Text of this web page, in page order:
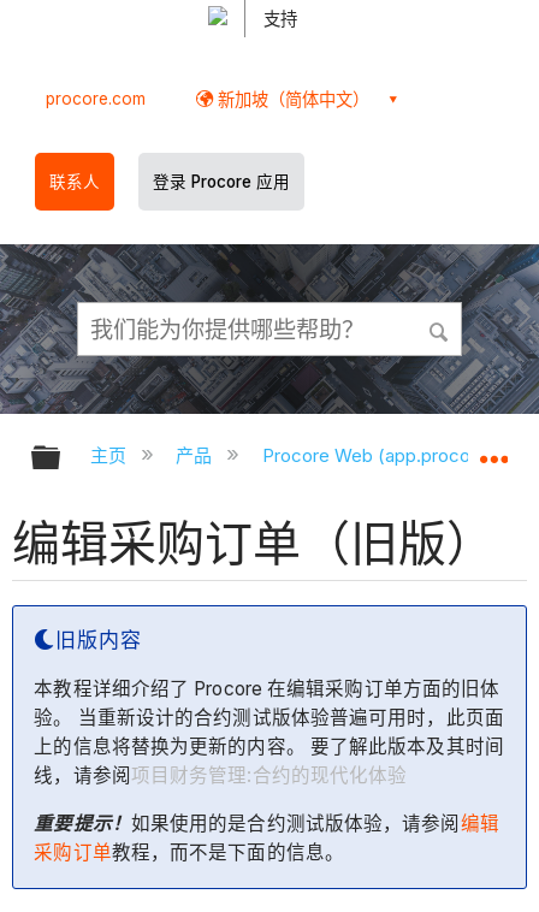
支持
procore.com 新加坡（简体中文）
联系人 登录 Procore 应用
扩展/隐缩全局层次
主页 产品 Procore Web
编辑采购订单（旧版）
旧版内容
本教程详细介绍了 Procore 在编辑采购订单方面的旧体
验。 当重新设计的合约测试版体验普遍可用时，此页面
上的信息将替换为更新的内容。 要了解此版本及其时间
线，请参阅 项目财务管理:合约的现代化体验
重要提示！ 如果使用的是合约测试版体验，请参阅 编辑
采购订单教程，而不是下面的信息。